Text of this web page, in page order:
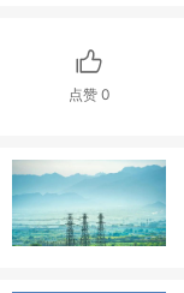
点赞0